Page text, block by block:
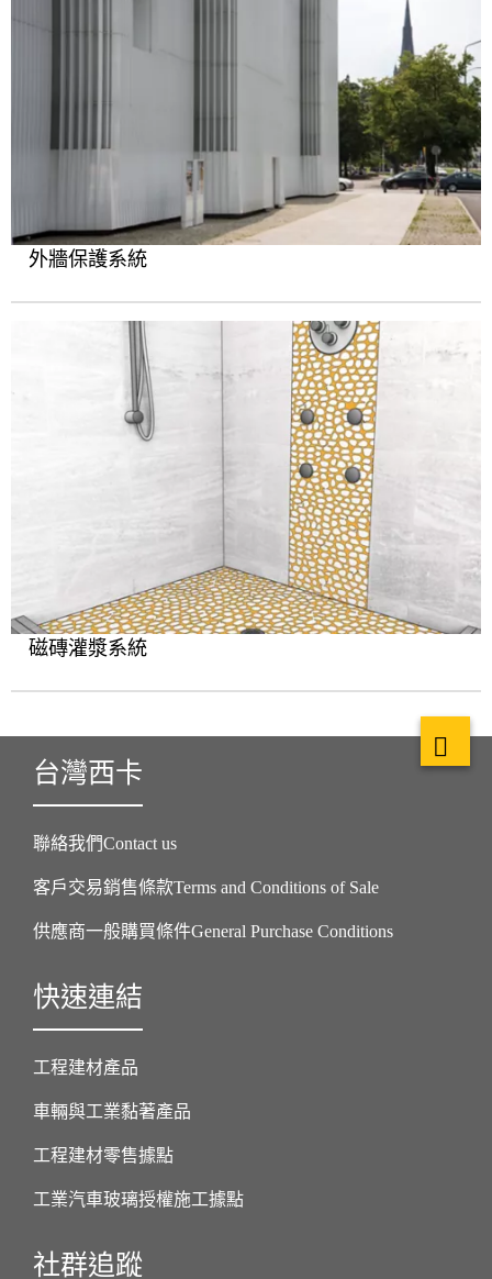
外牆保護系統
磁磚灌漿系統
台灣西卡
聯絡我們Contact us
客戶交易銷售條款Terms and Conditions of Sale
供應商一般購買條件General Purchase Conditions
快速連結
工程建材產品
車輛與工業黏著產品
工程建材零售據點
工業汽車玻璃授權施工據點
社群追蹤